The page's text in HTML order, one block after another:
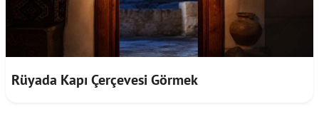
Rüyada Kapı Çerçevesi Görmek